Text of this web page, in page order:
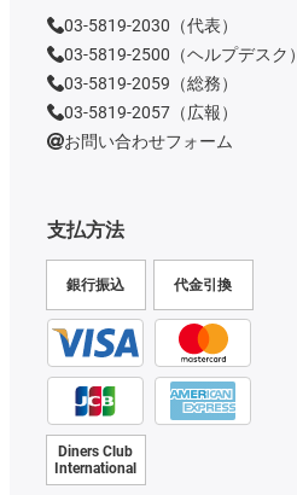
支払方法
銀行振込 代金引換
Diners Club
International
03-5819-2030（代表）
03-5819-2500（ヘルプデスク）
03-5819-2059（総務）
03-5819-2057（広報）
お問い合わせフォーム